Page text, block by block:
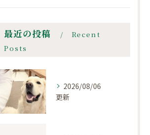
最近の投稿
Recent
Posts
2026/08/06
更新